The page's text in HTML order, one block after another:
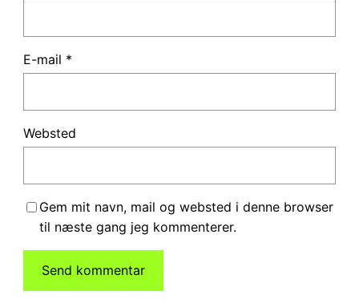
E-mail *
Websted
Gem mit navn, mail og websted i denne browser
til næste gang jeg kommenterer.